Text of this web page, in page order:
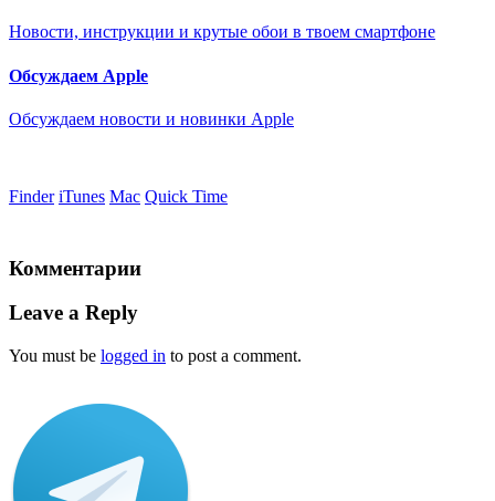
Новости, инструкции и крутые обои в твоем смартфоне
Обсуждаем Apple
Обсуждаем новости и новинки Apple
Finder iTunes Mac Quick Time
Комментарии
Leave a Reply
You must be logged in to post a comment.